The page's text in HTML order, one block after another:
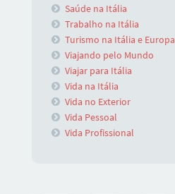
Saúde na Itália
Trabalho na Itália
Turismo na Itália e Europa
Viajando pelo Mundo
Viajar para Itália
Vida na Itália
Vida no Exterior
Vida Pessoal
Vida Profissional